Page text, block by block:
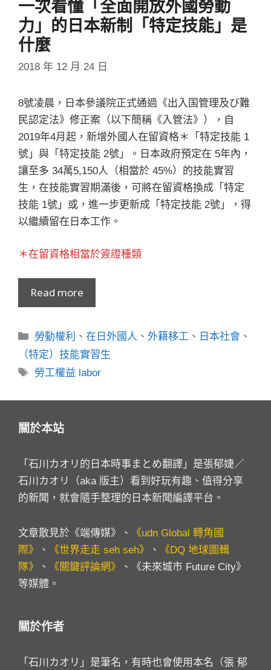
一次看懂「全面開放外國勞動
力」的日本新制「特定技能」是
什麼
2018 年 12 月 24 日
8號凌晨，日本參議院正式通過《出入国管理及び難
民認定法》修正案（以下簡稱《入管法》），自
2019年4月起，新增外國人在留資格＊「特定技能 1
號」與「特定技能 2號」。日本政府預定在 5年內，
讓至多 34萬5,150人（相當於 45%）的技能實習
生，在技能實習期滿後，可將在留資格換成「特定
技能 1號」或，進一步更新成「特定技能 2號」，得
以繼續留在日本工作。
＊在留資格相當於簽證種類
Read more
分
類
勞動權利 、在日外國人 、 外籍移工 、 日本社會 、
（特定）技能實習生
標
勞工權益 labor
關於本站
「石川カオリ的日本時事まとめ翻譯」是張郁婕／
石川カオリ（aka 版主）看到好玩有趣、值得分享
的新聞，就會隨手整理的日本新聞編譯平台。
文章散見於《端傳媒》、
《udn Global 轉角國
際》
、 《世界走走 seh seh》 、
《DQ 地球圖輯
隊》
、 《關鍵評論網》
、《未來城市 Future City》
等媒體。
關於作者
「石川カオリ」是筆名，有時也會使用本名（張 郁